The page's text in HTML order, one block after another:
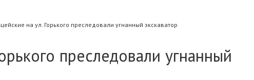
на ул. Горького преследовали угнанный экскаватор
преследовали угнанный